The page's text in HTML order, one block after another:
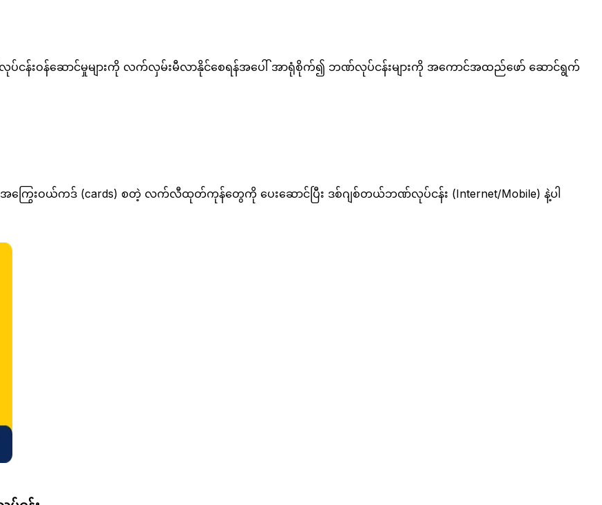
ငန်းဝန်ဆောင်မှုများကို လက်လှမ်းမီလာနိုင်စေရန်အပေါ် အာရုံစိုက်၍ ဘဏ်လုပ်ငန်းများကို အကောင်အထည်ဖော် ဆောင်ရွက်
ား၊ အကြွေးဝယ်ကဒ် (cards) စတဲ့ လက်လီထုတ်ကုန်တွေကို ပေးဆောင်ပြီး ဒစ်ဂျစ်တယ်ဘဏ်လုပ်ငန်း (Internet/Mobile) နဲ့ပါ